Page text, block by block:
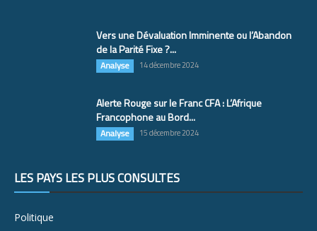
Vers une Dévaluation Imminente ou l’Abandon
de la Parité Fixe ?...
Analyse 14 décembre 2024
Alerte Rouge sur le Franc CFA : L’Afrique
Francophone au Bord...
Analyse 15 décembre 2024
LES PAYS LES PLUS CONSULTÉS
Politique